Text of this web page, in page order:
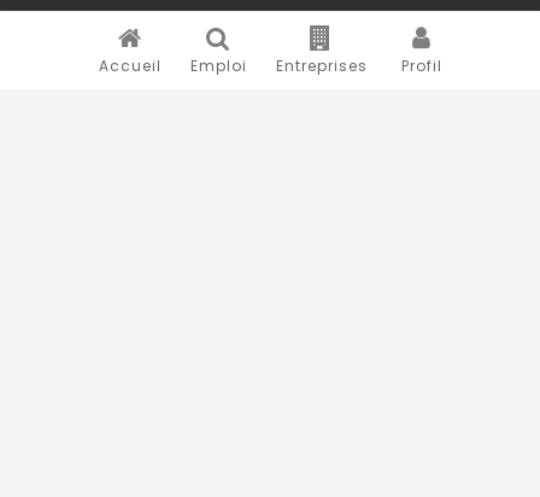
Accueil Emploi Entreprises Profil